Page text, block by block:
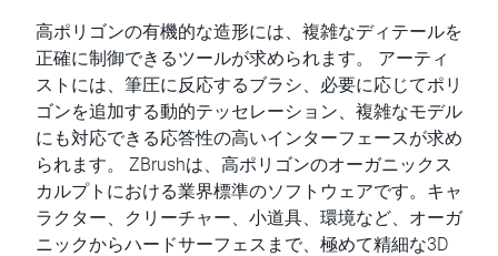
高ポリゴンの有機的な造形には、複雑なディテールを
正確に制御できるツールが求められます。 アーティ
ストには、筆圧に反応するブラシ、必要に応じてポリ
ゴンを追加する動的テッセレーション、複雑なモデル
にも対応できる応答性の高いインターフェースが求め
られます。 ZBrushは、高ポリゴンのオーガニックス
カルプトにおける業界標準のソフトウェアです。キャ
ラクター、クリーチャー、小道具、環境など、オーガ
ニックからハードサーフェスまで、極めて精細な3D